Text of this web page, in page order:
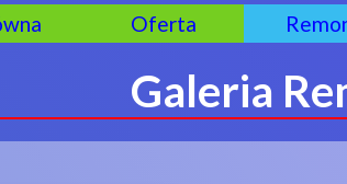
Oferta
Galeria